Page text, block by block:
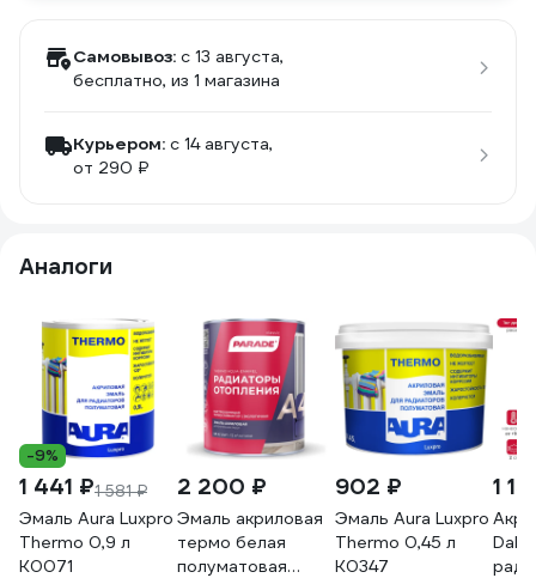
Самовывоз: c 13 августа,
бесплатно, из 1 магазина
Курьером: c 14 августа,
от 290 ₽
Аналоги
-9%
1 441 ₽1 581 ₽
Эмаль Aura Luxpro
Thermo 0,9 л
K0071
2 200 ₽
Эмаль акриловая
термо белая
полуматовая
902 ₽
Эмаль Aura Luxpro
Thermo 0,45 л
K0347
1
Dali